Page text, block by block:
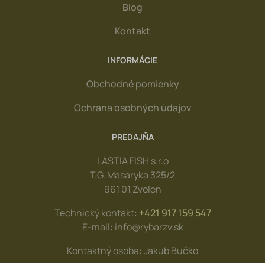
Blog
Kontakt
INFORMÁCIE
Obchodné pomienky
Ochrana osobných údajov
PREDAJŇA
LASTIA FISH s.r.o
T.G. Masaryka 325/2
961 01 Zvolen
Technický kontakt: +421 917 159 547
E-mail: info@rybarzv.sk
Kontaktný osoba: Jakub Bučko